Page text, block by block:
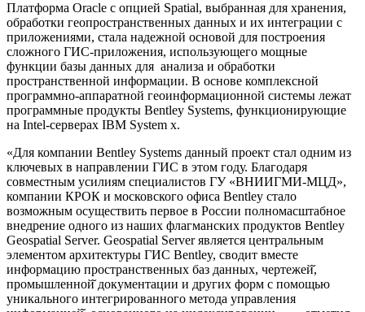
Платформа Oracle с опцией Spatial, выбранная для хранения,
обработки геопространственных данных и их интеграции с
приложениями, стала надежной основой для построения
сложного ГИС-приложения, использующего мощные
функции базы данных для анализа и обработки
пространственной информации. В основе комплексной
программно-аппаратной геоинформационной системы лежат
программные продукты Bentley Systems, функционирующие
на Intel-серверах IBM System x.
«Для компании Bentley Systems данный проект стал одним из
ключевых в направлении ГИС в этом году. Благодаря
совместным усилиям специалистов ГУ «ВНИИГМИ-МЦД»,
компании КРОК и московского офиса Bentley стало
возможным осуществить первое в России полномасштабное
внедрение одного из наших флагманских продуктов Bentley
Geospatial Server. Geospatial Server является центральным
элементом архитектуры ГИС Bentley, сводит вместе
информацию пространственных баз данных, чертежей̆,
промышленной̆ документации и других форм с помощью
уникального интегрированного метода управления